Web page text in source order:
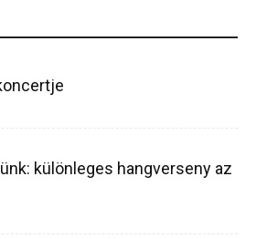
különleges hangverseny az